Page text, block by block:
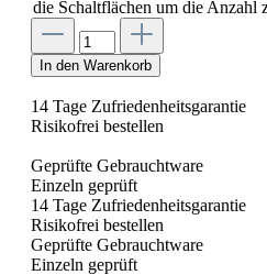
die Schaltflächen um die Anzahl
In den Warenkorb
14 Tage Zufriedenheitsgarantie
Risikofrei bestellen
Geprüfte Gebrauchtware
Einzeln geprüft
14 Tage Zufriedenheitsgarantie
Risikofrei bestellen
Geprüfte Gebrauchtware
Einzeln geprüft